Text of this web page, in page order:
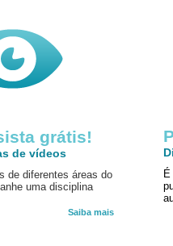
grátis!
de vídeos
de diferentes áreas do
uma disciplina
Saiba mais